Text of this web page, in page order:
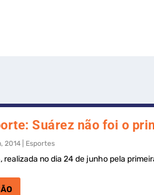
Suárez não foi o
2014 Esportes
no dia 24 de junho pela